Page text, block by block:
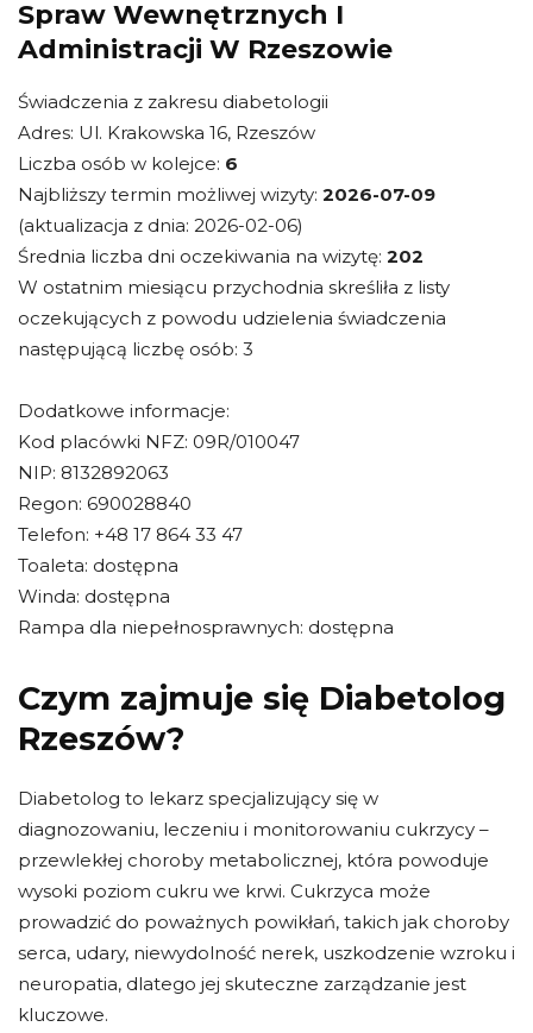
Spraw Wewnętrznych I
Administracji W Rzeszowie
Świadczenia z zakresu diabetologii
Adres: Ul. Krakowska 16, Rzeszów
Liczba osób w kolejce: 6
Najbliższy termin możliwej wizyty: 2026-07-09
(aktualizacja z dnia: 2026-02-06)
Średnia liczba dni oczekiwania na wizytę: 202
W ostatnim miesiącu przychodnia skreśliła z listy
oczekujących z powodu udzielenia świadczenia
następującą liczbę osób: 3
Dodatkowe informacje:
Kod placówki NFZ: 09R/010047
NIP: 8132892063
Regon: 690028840
Telefon: +48 17 864 33 47
Toaleta: dostępna
Winda: dostępna
Rampa dla niepełnosprawnych: dostępna
Czym zajmuje się Diabetolog
Rzeszów?
Diabetolog to lekarz specjalizujący się w
diagnozowaniu, leczeniu i monitorowaniu cukrzycy –
przewlekłej choroby metabolicznej, która powoduje
wysoki poziom cukru we krwi. Cukrzyca może
prowadzić do poważnych powikłań, takich jak choroby
serca, udary, niewydolność nerek, uszkodzenie wzroku i
neuropatia, dlatego jej skuteczne zarządzanie jest
kluczowe.